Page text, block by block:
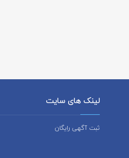
لینک های سایت
ثبت آگهی رایگان